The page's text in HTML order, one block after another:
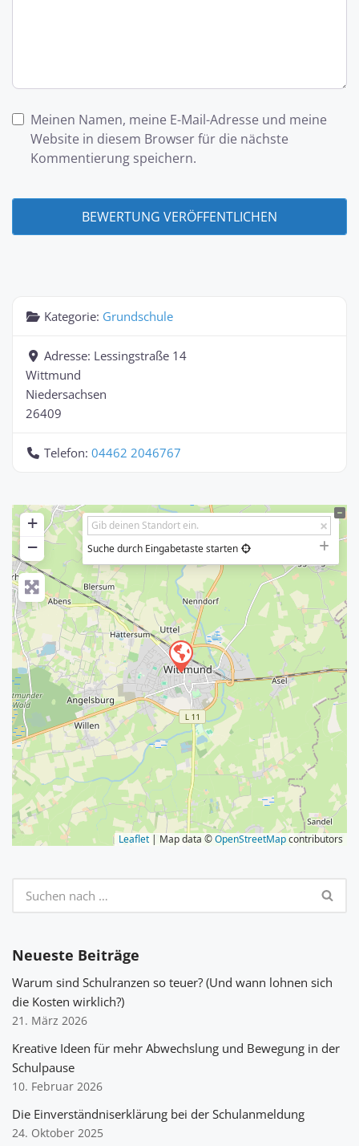
Meinen Namen, meine E-Mail-Adresse und meine
Website in diesem Browser für die nächste
Kommentierung speichern.
Kategorie: Grundschule
Adresse: Lessingstraße 14
Wittmund
Niedersachsen
26409
Telefon: 04462 2046767
+
−
Suche durch Eingabetaste starten
Leaflet | Map data ©OpenStreetMapcontributors
Neueste Beiträge
Warum sind Schulranzen so teuer? (Und wann lohnen sich
die Kosten wirklich?)
21. März 2026
Kreative Ideen für mehr Abwechslung und Bewegung in der
Schulpause
10. Februar 2026
Die Einverständniserklärung bei der Schulanmeldung
24. Oktober 2025